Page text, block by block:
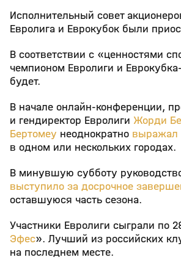
Исполнительный совет
Евролига и Еврокубок были
В соответствии с «ценностями
чемпионом Евролиги и
будет.
В начале онлайн-конференции,
и гендиректор Евролиги Жорди
Бертомеу неоднократно выражал
в одном или нескольких городах.
В минувшую субботу
выступило за досрочное
оставшуюся часть сезона.
Участники Евролиги сыграли по
Эфес». Лучший из российских
на последнем месте.